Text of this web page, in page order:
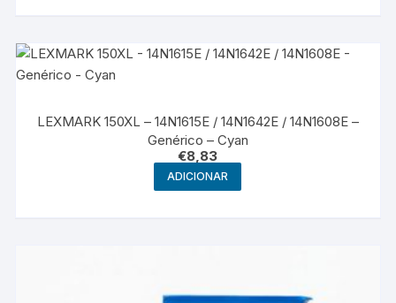
LEXMARK 150XL – 14N1615E / 14N1642E / 14N1608E –
Genérico – Cyan
€8,83
ADICIONAR